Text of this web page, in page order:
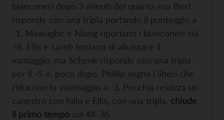
bianconeri dopo 3 minuti del quarto, ma Best
risponde con una tripla portando il punteggio a
-1. Mawugbe e Niang riportano i bianconeri sul
+6. Ellis e Lamb tentano di allungare il
vantaggio, ma Schenk risponde con una tripla
per il -5 e, poco dopo, Phillip segna i liberi che
riducono lo svantaggio a -3. Pecchia realizza un
canestro con fallo e Ellis, con una tripla, chiude
il primo tempo sul 44-36.